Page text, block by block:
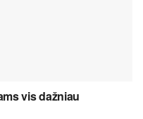
vis dažniau